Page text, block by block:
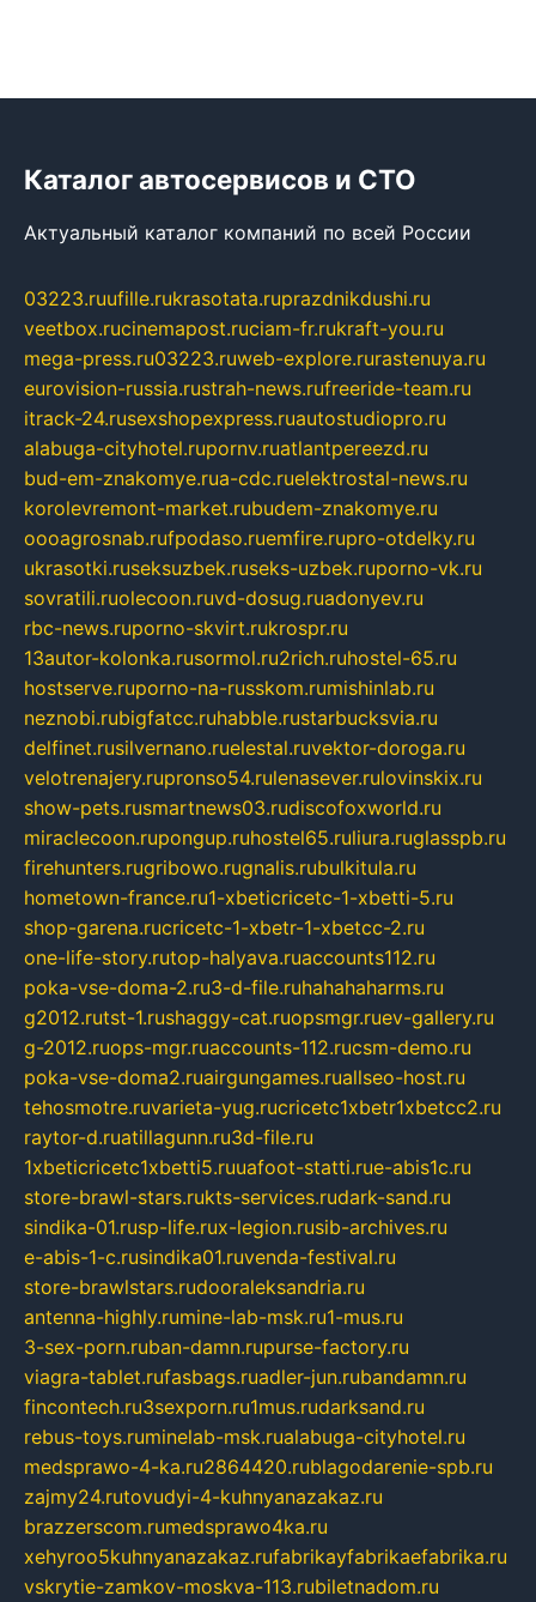
Каталог автосервисов и СТО
Актуальный каталог компаний по всей России
03223.ruufille.rukrasotata.ruprazdnikdushi.ru
veetbox.rucinemapost.ruciam-fr.rukraft-you.ru
mega-press.ru03223.ruweb-explore.rurastenuya.ru
eurovision-russia.rustrah-news.rufreeride-team.ru
itrack-24.rusexshopexpress.ruautostudiopro.ru
alabuga-cityhotel.rupornv.ruatlantpereezd.ru
bud-em-znakomye.rua-cdc.ruelektrostal-news.ru
korolevremont-market.rubudem-znakomye.ru
oooagrosnab.rufpodaso.ruemfire.rupro-otdelky.ru
ukrasotki.ruseksuzbek.ruseks-uzbek.ruporno-vk.ru
sovratili.ruolecoon.ruvd-dosug.ruadonyev.ru
rbc-news.ruporno-skvirt.rukrospr.ru
13autor-kolonka.rusormol.ru2rich.ruhostel-65.ru
hostserve.ruporno-na-russkom.rumishinlab.ru
neznobi.rubigfatcc.ruhabble.rustarbucksvia.ru
delfinet.rusilvernano.ruelestal.ruvektor-doroga.ru
velotrenajery.rupronso54.rulenasever.rulovinskix.ru
show-pets.rusmartnews03.rudiscofoxworld.ru
miraclecoon.rupongup.ruhostel65.ruliura.ruglasspb.ru
firehunters.rugribowo.rugnalis.rubulkitula.ru
hometown-france.ru1-xbeticricetc-1-xbetti-5.ru
shop-garena.rucricetc-1-xbetr-1-xbetcc-2.ru
one-life-story.rutop-halyava.ruaccounts112.ru
poka-vse-doma-2.ru3-d-file.ruhahahaharms.ru
g2012.rutst-1.rushaggy-cat.ruopsmgr.ruev-gallery.ru
g-2012.ruops-mgr.ruaccounts-112.rucsm-demo.ru
poka-vse-doma2.ruairgungames.ruallseo-host.ru
tehosmotre.ruvarieta-yug.rucricetc1xbetr1xbetcc2.ru
raytor-d.ruatillagunn.ru3d-file.ru
1xbeticricetc1xbetti5.ruuafoot-statti.rue-abis1c.ru
store-brawl-stars.rukts-services.rudark-sand.ru
sindika-01.rusp-life.rux-legion.rusib-archives.ru
e-abis-1-c.rusindika01.ruvenda-festival.ru
store-brawlstars.rudooraleksandria.ru
antenna-highly.rumine-lab-msk.ru1-mus.ru
3-sex-porn.ruban-damn.rupurse-factory.ru
viagra-tablet.rufasbags.ruadler-jun.rubandamn.ru
fincontech.ru3sexporn.ru1mus.rudarksand.ru
rebus-toys.ruminelab-msk.rualabuga-cityhotel.ru
medsprawo-4-ka.ru2864420.rublagodarenie-spb.ru
zajmy24.rutovudyi-4-kuhnyanazakaz.ru
brazzerscom.rumedsprawo4ka.ru
xehyroo5kuhnyanazakaz.rufabrikayfabrikaefabrika.ru
vskrytie-zamkov-moskva-113.rubiletnadom.ru